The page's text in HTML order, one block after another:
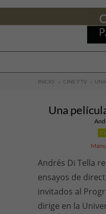
INICIO » CINE Y TV »
Una
Andrés Di Tella
ensayos de
invitados al
dirige en la